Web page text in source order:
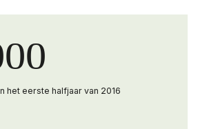
het eerste halfjaar van 2016